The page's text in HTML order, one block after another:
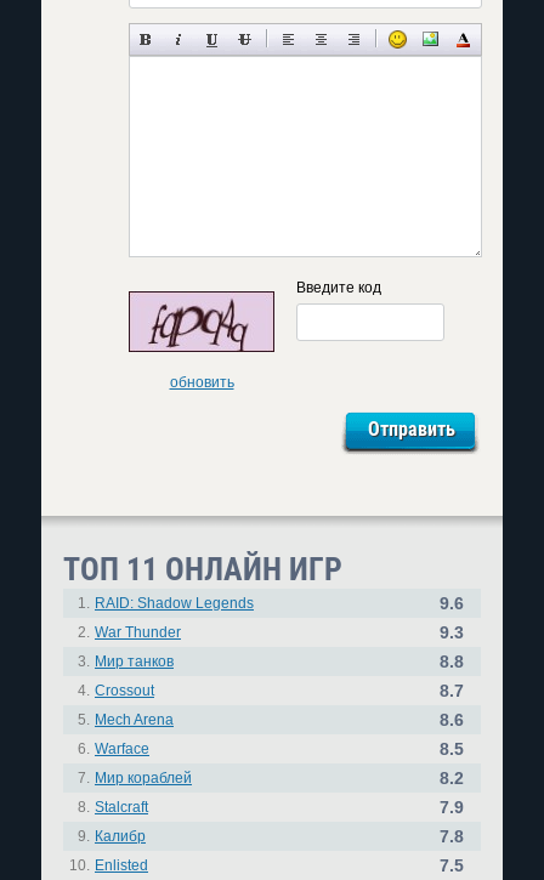
обновить
Введите код
ТОП 11 ОНЛАЙН ИГР
1. RAID: Shadow Legends 9.6
2. War Thunder 9.3
3. Мир танков 8.8
4. Crossout 8.7
5. Mech Arena 8.6
6. Warface 8.5
7. Мир кораблей 8.2
8. Stalcraft 7.9
9. Калибр 7.8
10. Enlisted 7.5